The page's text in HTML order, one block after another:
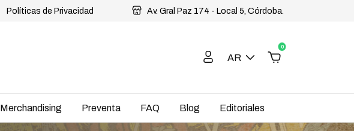
Políticas de Privacidad Av. Gral Paz 174 - Local 5, Córdoba.
AR
0
Merchandising Preventa FAQ Blog Editoriales